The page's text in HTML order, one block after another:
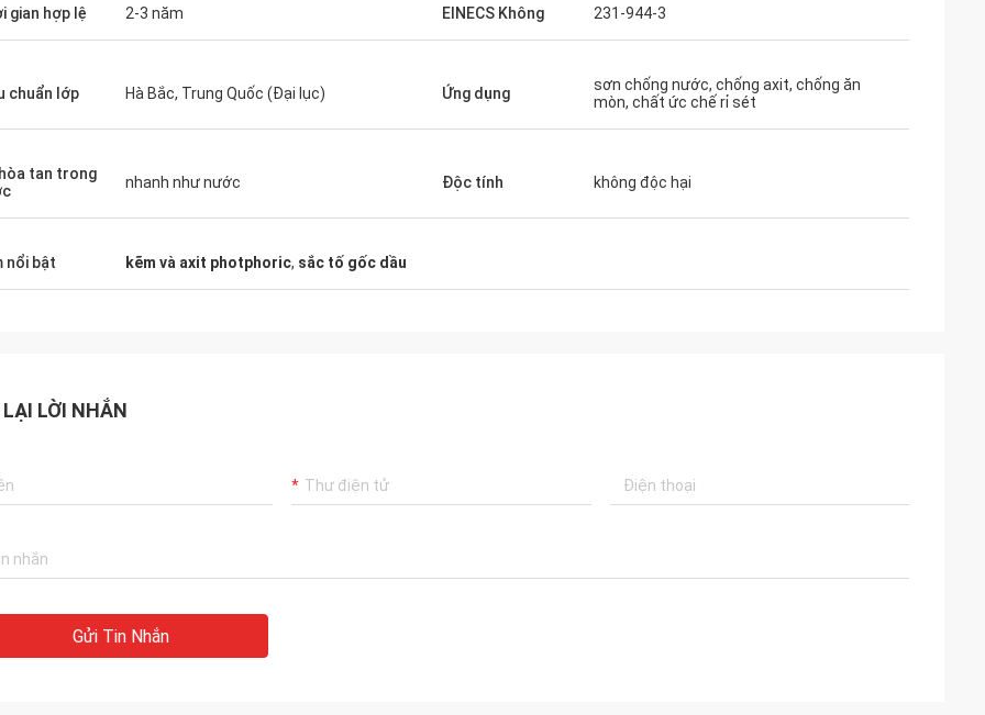
gian hợp lệ 2-3 năm EINECS Không 231-944-3
chuẩn lớp Hà Bắc, Trung Quốc (Đại lục) Ứng dụng
sơn chống nước, chống axit, chống ăn
mòn, chất ức chế rỉ sét
tan trong
nhanh như nước Độc tính không độc hại
nổi bật kẽm và axit photphoric, sắc tố gốc dầu
LỜI NHẮN
Gửi Tin Nhắn